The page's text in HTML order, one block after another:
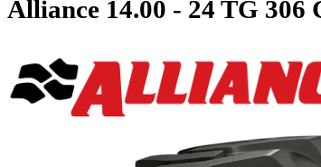
Alliance 14.00 - 24 TG